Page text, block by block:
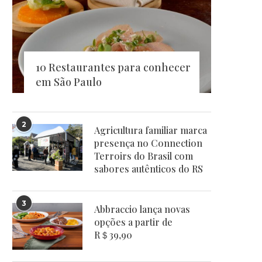
10 Restaurantes para conhecer
em São Paulo
2
Agricultura familiar marca
presença no Connection
Terroirs do Brasil com
sabores autênticos do RS
3
Abbraccio lança novas
opções a partir de
R＄39,90